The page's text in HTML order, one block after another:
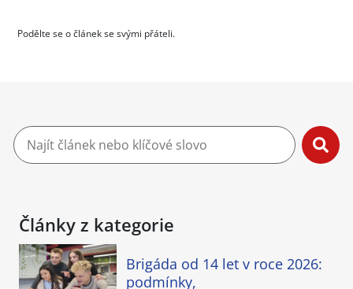
Podělte se o článek se svými přáteli.
Články z kategorie
Brigáda od 14 let v roce 2026:
podmínky,